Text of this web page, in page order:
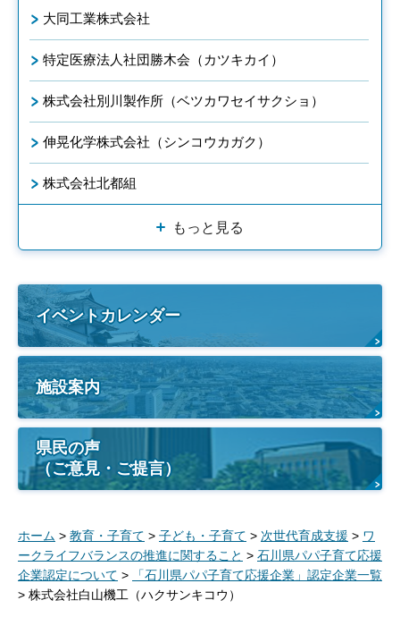
大同工業株式会社
特定医療法人社団勝木会（カツキカイ）
株式会社別川製作所（ベツカワセイサクショ）
伸晃化学株式会社（シンコウカガク）
株式会社北都組
もっと見る
イベントカレンダー
施設案内
県民の声
（ご意見・ご提言）
ホーム > 教育・子育て > 子ども・子育て > 次世代育成支援 > ワ
ークライフバランスの推進に関すること > 石川県パパ子育て応援
企業認定について >
「石川県パパ子育て応援企業」認定企業一覧
> 株式会社白山機工（ハクサンキコウ）